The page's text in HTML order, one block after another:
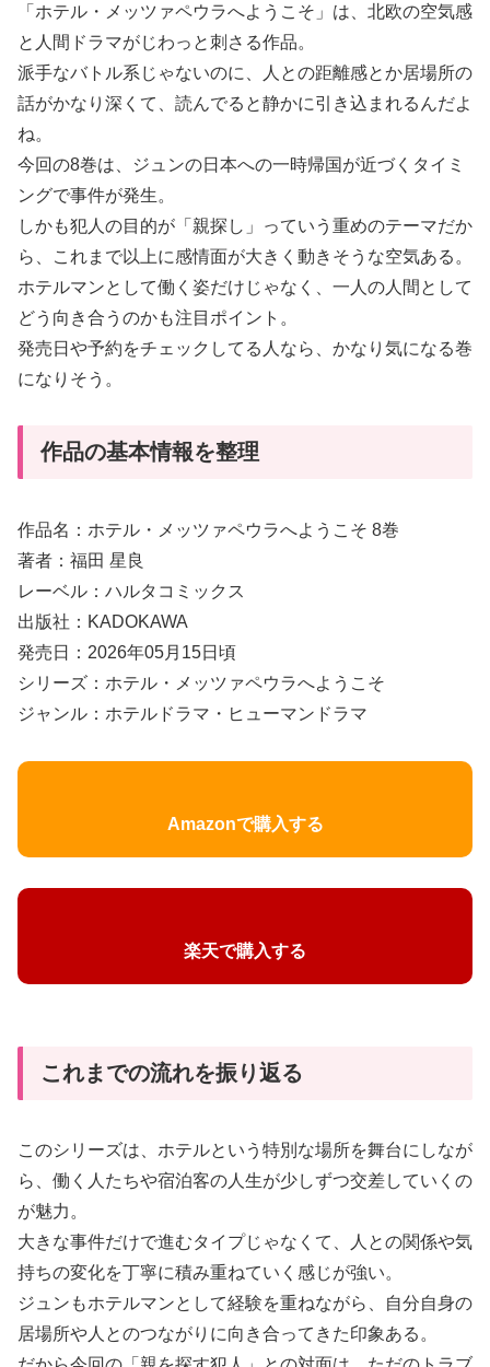
「ホテル・メッツァペウラへようこそ」は、北欧の空気感
と人間ドラマがじわっと刺さる作品。
派手なバトル系じゃないのに、人との距離感とか居場所の
話がかなり深くて、読んでると静かに引き込まれるんだよ
ね。
今回の8巻は、ジュンの日本への一時帰国が近づくタイミ
ングで事件が発生。
しかも犯人の目的が「親探し」っていう重めのテーマだか
ら、これまで以上に感情面が大きく動きそうな空気ある。
ホテルマンとして働く姿だけじゃなく、一人の人間として
どう向き合うのかも注目ポイント。
発売日や予約をチェックしてる人なら、かなり気になる巻
になりそう。
作品の基本情報を整理
作品名：ホテル・メッツァペウラへようこそ 8巻
著者：福田 星良
レーベル：ハルタコミックス
出版社：KADOKAWA
発売日：2026年05月15日頃
シリーズ：ホテル・メッツァペウラへようこそ
ジャンル：ホテルドラマ・ヒューマンドラマ
Amazonで購入する
楽天で購入する
これまでの流れを振り返る
このシリーズは、ホテルという特別な場所を舞台にしなが
ら、働く人たちや宿泊客の人生が少しずつ交差していくの
が魅力。
大きな事件だけで進むタイプじゃなくて、人との関係や気
持ちの変化を丁寧に積み重ねていく感じが強い。
ジュンもホテルマンとして経験を重ねながら、自分自身の
居場所や人とのつながりに向き合ってきた印象ある。